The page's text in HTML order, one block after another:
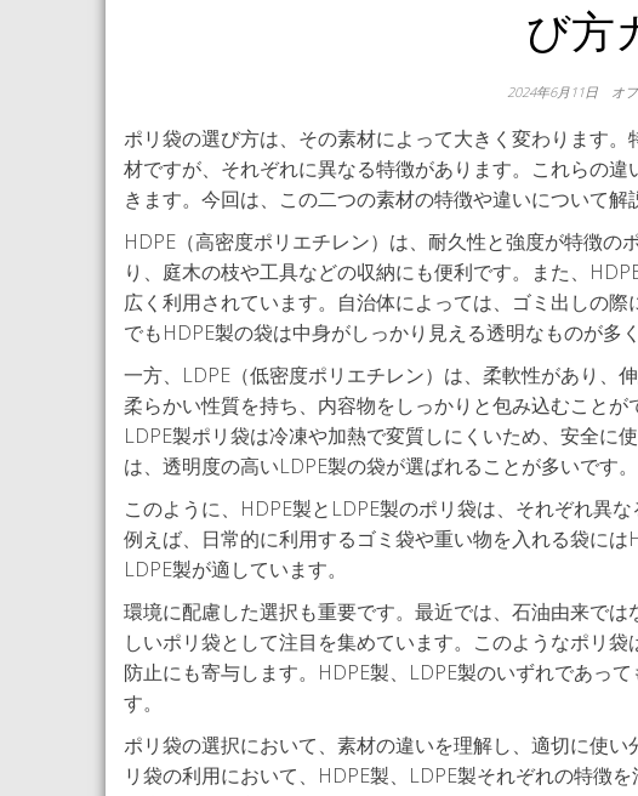
び方
2024年6月11日 オフ
ポリ袋の選び方は、その素材によって大きく変わります
材ですが、それぞれに異なる特徴があります。これらの
きます。今回は、この二つの素材の特徴や違いについて解
HDPE（高密度ポリエチレン）は、耐久性と強度が特徴
り、庭木の枝や工具などの収納にも便利です。また、
広く利用されています。自治体によっては、ゴミ出しの
でもHDPE製の袋は中身がしっかり見える透明なものが多
一方、LDPE（低密度ポリエチレン）は、柔軟性があり、
柔らかい性質を持ち、内容物をしっかりと包み込むこと
LDPE製ポリ袋は冷凍や加熱で変質しにくいため、安全に
は、透明度の高いLDPE製の袋が選ばれることが多いです。
このように、HDPE製とLDPE製のポリ袋は、それぞれ異
例えば、日常的に利用するゴミ袋や重い物を入れる袋に
LDPE製が適しています。
環境に配慮した選択も重要です。最近では、石油由来で
しいポリ袋として注目を集めています。このようなポリ
防止にも寄与します。HDPE製、LDPE製のいずれであっ
す。
ポリ袋の選択において、素材の違いを理解し、適切に使
リ袋の利用において、HDPE製、LDPE製それぞれの特徴